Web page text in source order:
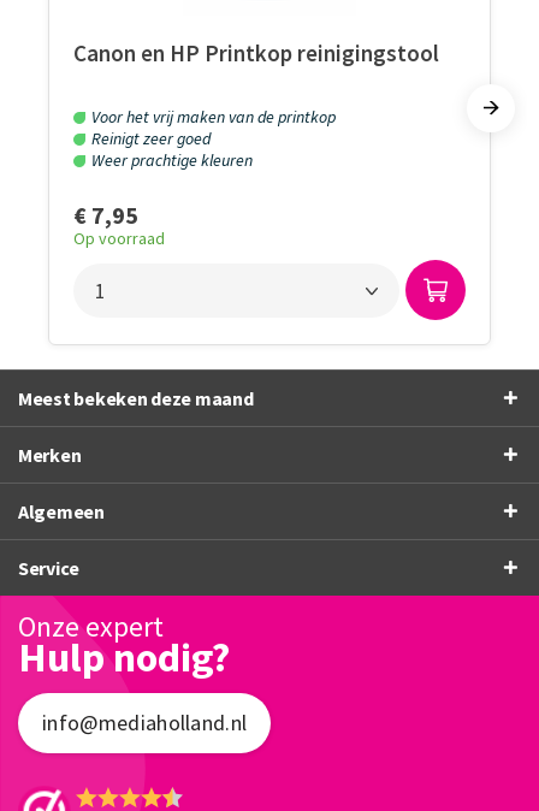
Canon en HP Printkop reinigingstool
Voor het vrij maken van de printkop
Reinigt zeer goed
Weer prachtige kleuren
€ 7,95
Op voorraad
Meest bekeken deze maand
Merken
Algemeen
Service
Onze expert
Hulp nodig?
info@mediaholland.nl